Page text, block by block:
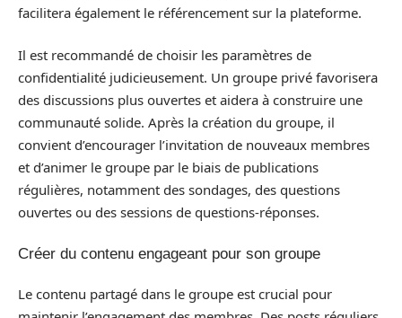
facilitera également le référencement sur la plateforme.
Il est recommandé de choisir les paramètres de
confidentialité judicieusement. Un groupe privé favorisera
des discussions plus ouvertes et aidera à construire une
communauté solide. Après la création du groupe, il
convient d’encourager l’invitation de nouveaux membres
et d’animer le groupe par le biais de publications
régulières, notamment des sondages, des questions
ouvertes ou des sessions de questions-réponses.
Créer du contenu engageant pour son groupe
Le contenu partagé dans le groupe est crucial pour